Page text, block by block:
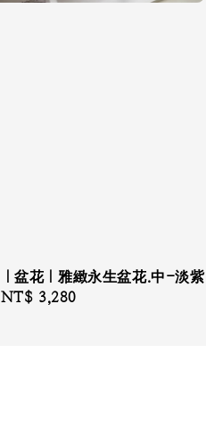
｜盆花｜雅緻永生盆花.中-淡紫
Regular
NT$ 3,280